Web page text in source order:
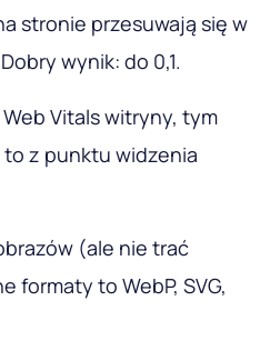
stronie przesuwają się w
wynik: do 0,1.
Vitals witryny, tym
to z punktu widzenia
(ale nie trać
formaty to WebP, SVG,